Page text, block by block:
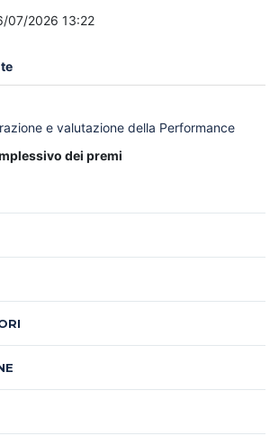
07/2026 13:22
e valutazione della Performance
dei premi